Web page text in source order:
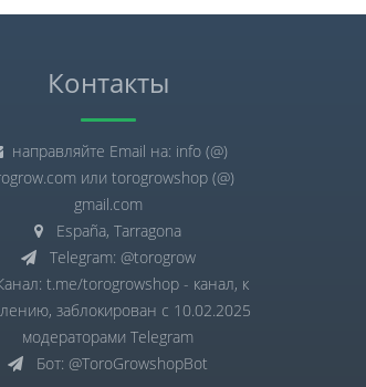
Контакты
направляйте Email на: info (@)
или torogrowshop (@)
gmail.com
España, Tarragona
Telegram: @torogrow
t.me/torogrowshop - канал, к
заблокирован с 10.02.2025
модераторами Telegram
Бот: @ToroGrowshopBot